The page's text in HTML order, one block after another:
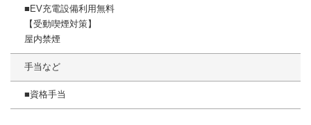
■EV充電設備利用無料
【受動喫煙対策】
屋内禁煙
手当など
■資格手当